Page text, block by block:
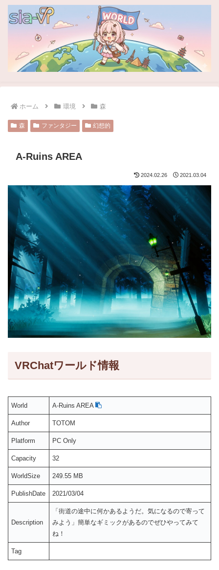
ホーム 環境 森
森 ファンタジー 幻想的
A-Ruins AREA
2024.02.26 2021.03.04
VRChatワールド情報
World A-Ruins AREA
Author TOTOM
Platform PC Only
Capacity 32
WorldSize 249.55 MB
PublishDate 2021/03/04
Description
「街道の途中に何かあるようだ。気になるので寄って
みよう」簡単なギミックがあるのでぜひやってみて
ね！
Tag